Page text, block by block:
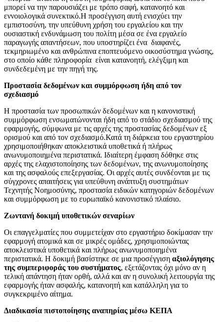
μπορεί να την παρουσιάζει με τρόπο σαφή, κατανοητό και
εννοιολογικά συνεκτικό.Η προσέγγιση αυτή ενισχύει την
εμπιστοσύνη, την υπεύθυνη χρήση του εργαλείου και την
ουσιαστική ενδυνάμωση του πολίτη μέσα σε ένα εργαλείο
παραγωγής απαντήσεων, που υποστηρίζει ένα διαφανές,
τεκμηριωμένο και ανθρώπινα εποπτευόμενο οικοσύστημα γνώσης,
στο οποίο κάθε πληροφορία είναι κατανοητή, ελέγξιμη και
συνδεδεμένη με την πηγή της.
Προστασία δεδομένων και συμμόρφωση ήδη από τον
σχεδιασμό
Η προστασία των προσωπικών δεδομένων και η κανονιστική
συμμόρφωση ενσωματώνονται ήδη από το στάδιο σχεδιασμού της
εφαρμογής, σύμφωνα με τις αρχές της προστασίας δεδομένων εξ
ορισμού και από τον σχεδιασμό.Κατά τη διάρκεια του εργαστηρίου
χρησιμοποιήθηκαν αποκλειστικά υποθετικά ή πλήρως
ανωνυμοποιημένα περιστατικά. Ιδιαίτερη έμφαση δόθηκε στις
αρχές της ελαχιστοποίησης των δεδομένων, της ανωνυμοποίησης
και της ασφαλούς επεξεργασίας. Οι αρχές αυτές συνδέονται με τις
σύγχρονες απαιτήσεις για υπεύθυνη ανάπτυξη συστημάτων
Τεχνητής Νοημοσύνης, προστασία ειδικών κατηγοριών δεδομένων
και συμμόρφωση με το ευρωπαϊκό κανονιστικό πλαίσιο.
Ζωντανή δοκιμή υποθετικών σεναρίων
Οι επαγγελματίες που συμμετείχαν στο εργαστήριο δοκίμασαν την
εφαρμογή ατομικά και σε μικρές ομάδες, χρησιμοποιώντας
αποκλειστικά υποθετικά και πλήρως ανωνυμοποιημένα
περιστατικά. Η δοκιμή βασίστηκε σε μια προσέγγιση αξιολόγησης
της συμπεριφοράς του συστήματος, εξετάζοντας όχι μόνο αν η
τελική απάντηση ήταν ορθή, αλλά και αν η συνολική λειτουργία της
εφαρμογής ήταν ασφαλής, κατανοητή και κατάλληλη για το
συγκεκριμένο αίτημα.
Διαδικασία πιστοποίησης αναπηρίας μέσω ΚΕΠΑ